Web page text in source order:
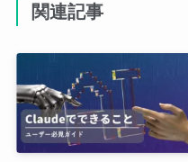
関連記事